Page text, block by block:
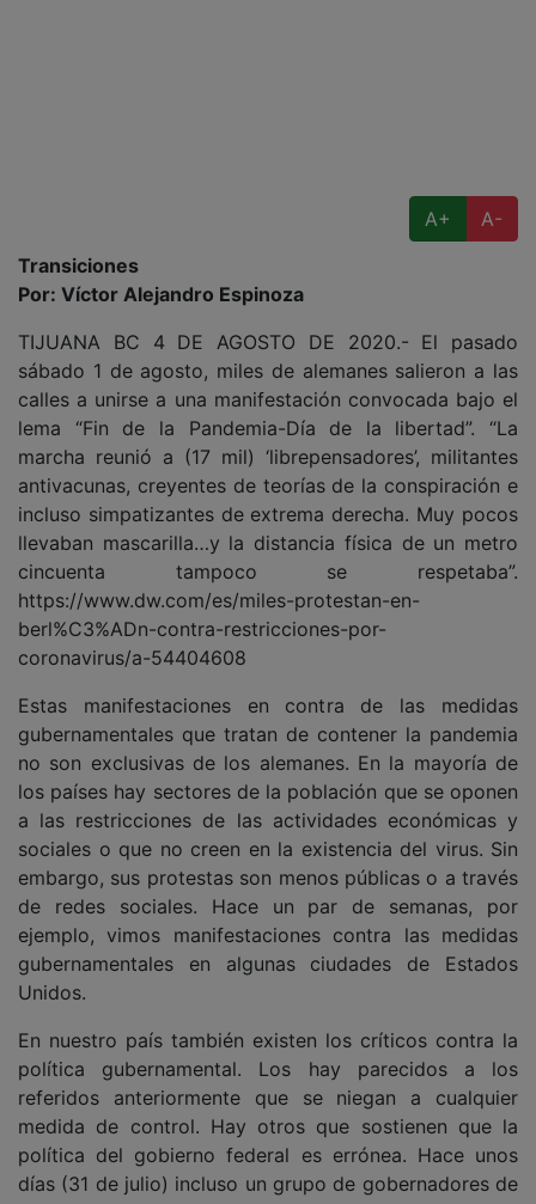
A+
A-
Transiciones
Por: Víctor Alejandro Espinoza
TIJUANA BC 4 DE AGOSTO DE 2020.- El pasado
sábado 1 de agosto, miles de alemanes salieron a las
calles a unirse a una manifestación convocada bajo el
lema “Fin de la Pandemia-Día de la libertad”. “La
marcha reunió a (17 mil) ‘librepensadores’, militantes
antivacunas, creyentes de teorías de la conspiración e
incluso simpatizantes de extrema derecha. Muy pocos
llevaban mascarilla…y la distancia física de un metro
cincuenta tampoco se respetaba”.
https://www.dw.com/es/miles-protestan-en-
berl%C3%ADn-contra-restricciones-por-
coronavirus/a-54404608
Estas manifestaciones en contra de las medidas
gubernamentales que tratan de contener la pandemia
no son exclusivas de los alemanes. En la mayoría de
los países hay sectores de la población que se oponen
a las restricciones de las actividades económicas y
sociales o que no creen en la existencia del virus. Sin
embargo, sus protestas son menos públicas o a través
de redes sociales. Hace un par de semanas, por
ejemplo, vimos manifestaciones contra las medidas
gubernamentales en algunas ciudades de Estados
Unidos.
En nuestro país también existen los críticos contra la
política gubernamental. Los hay parecidos a los
referidos anteriormente que se niegan a cualquier
medida de control. Hay otros que sostienen que la
política del gobierno federal es errónea. Hace unos
días (31 de julio) incluso un grupo de gobernadores de